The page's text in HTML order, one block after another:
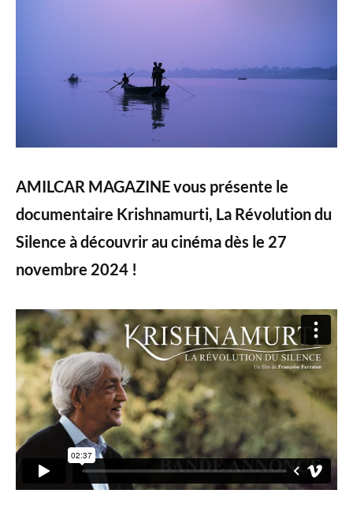
AMILCAR MAGAZINE vous présente le
documentaire Krishnamurti, La Révolution du
Silence à découvrir au cinéma dès le 27
novembre 2024 !